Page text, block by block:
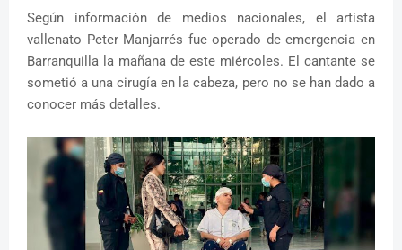
Según información de medios nacionales, el artista
vallenato Peter Manjarrés fue operado de emergencia en
Barranquilla la mañana de este miércoles. El cantante se
sometió a una cirugía en la cabeza, pero no se han dado a
conocer más detalles.